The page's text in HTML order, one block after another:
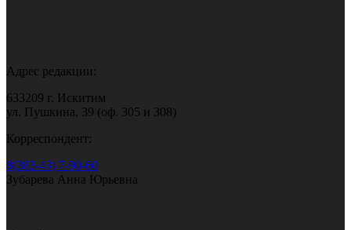
Адрес редакции:
633209 г. Искитим
ул. Пушкина, 39 (оф. 305 и 308)
Корреспондент:
8(383-43) 7-90-60
Зубарева Анна Юрьевна